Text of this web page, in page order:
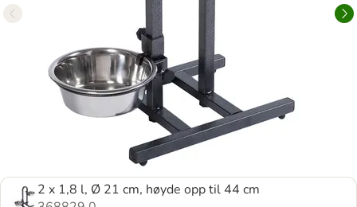
2 x 1,8 l, Ø 21 cm, høyde opp til 44 cm